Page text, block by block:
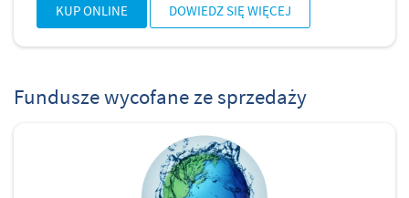
KUP ONLINE DOWIEDZ SIĘ WIĘCEJ
Fundusze wycofane ze sprzedaży